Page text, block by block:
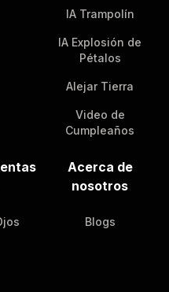
IA Trampolín
IA Explosión de
Pétalos
Alejar Tierra
Video de
Cumpleaños
Acerca de
nosotros
Blogs